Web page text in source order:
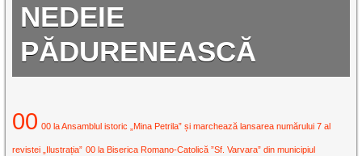
NEDEIE
PĂDURENEASCĂ
00 00 la Ansamblul istoric „Mina Petrila” și marchează lansarea numărului 7 al
revistei „Ilustrația” 00 la Biserica Romano-Catolică ”Sf. Varvara” din municipiul